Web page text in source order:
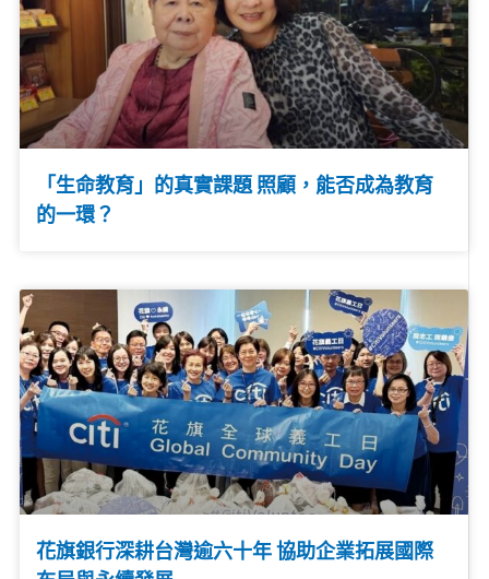
「生命教育」的真實課題 照顧，能否成為教育
的一環？
花旗銀行深耕台灣逾六十年 協助企業拓展國際